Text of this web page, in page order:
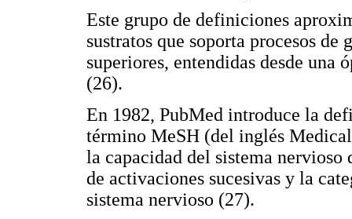
Este grupo de definiciones
sustratos que soporta procesos
superiores, entendidas desde
(26).
En 1982, PubMed introduce la
término MeSH (del inglés
la capacidad del sistema
de activaciones sucesivas y la
sistema nervioso (27).